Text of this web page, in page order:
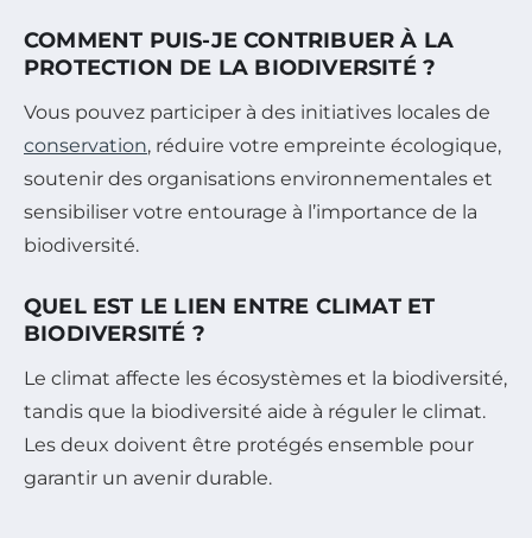
COMMENT PUIS-JE CONTRIBUER À LA
PROTECTION DE LA BIODIVERSITÉ ?
Vous pouvez participer à des initiatives locales de
conservation, réduire votre empreinte écologique,
soutenir des organisations environnementales et
sensibiliser votre entourage à l’importance de la
biodiversité.
QUEL EST LE LIEN ENTRE CLIMAT ET
BIODIVERSITÉ ?
Le climat affecte les écosystèmes et la biodiversité,
tandis que la biodiversité aide à réguler le climat.
Les deux doivent être protégés ensemble pour
garantir un avenir durable.